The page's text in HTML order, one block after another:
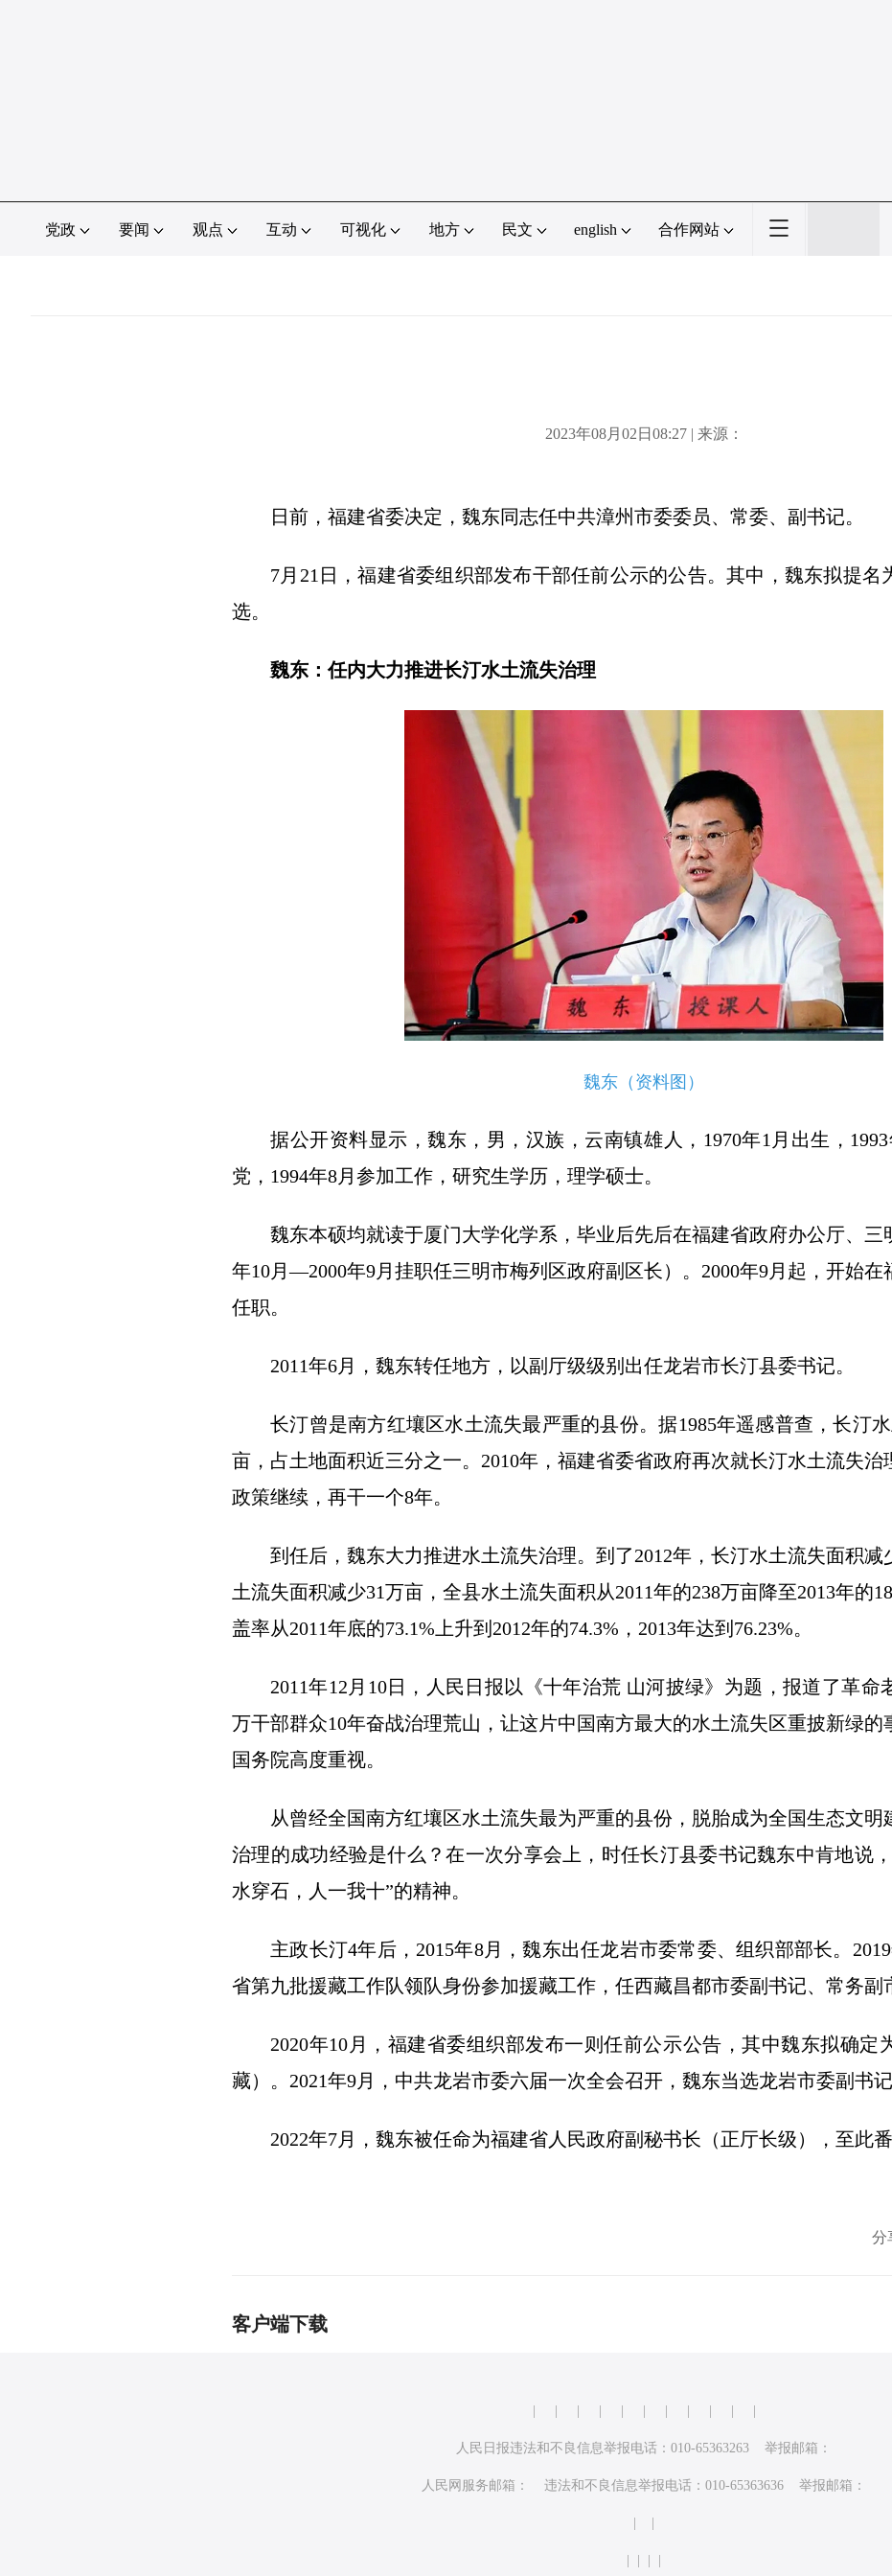
党政 要闻 观点 互动 可视化 地方 民文 english 合作网站
2023年08月02日08:27 | 来源：
日前，福建省委决定，魏东同志任中共漳州市委委员、常委、副书记。
7月21日，福建省委组织部发布干部任前公示的公告。其中，魏东拟提名
选。
魏东：任内大力推进长汀水土流失治理
魏东（资料图）
据公开资料显示，魏东，男，汉族，云南镇雄人，1970年1月出生，
党，1994年8月参加工作，研究生学历，理学硕士。
魏东本硕均就读于厦门大学化学系，毕业后先后在福建省政府办公厅、三
年10月—2000年9月挂职任三明市梅列区政府副区长）。2000年9月起，开始在
任职。
2011年6月，魏东转任地方，以副厅级级别出任龙岩市长汀县委书记。
长汀曾是南方红壤区水土流失最严重的县份。据1985年遥感普查，长汀
亩，占土地面积近三分之一。2010年，福建省委省政府再次就长汀水土流失
政策继续，再干一个8年。
到任后，魏东大力推进水土流失治理。到了2012年，长汀水土流失面积减
土流失面积减少31万亩，全县水土流失面积从2011年的238万亩降至2013年的
盖率从2011年底的73.1%上升到2012年的74.3%，2013年达到76.23%。
2011年12月10日，人民日报以《十年治荒 山河披绿》为题，报道了革命
万干部群众10年奋战治理荒山，让这片中国南方最大的水土流失区重披新绿的
国务院高度重视。
从曾经全国南方红壤区水土流失最为严重的县份，脱胎成为全国生态文明
治理的成功经验是什么？在一次分享会上，时任长汀县委书记魏东中肯地说
水穿石，人一我十”的精神。
主政长汀4年后，2015年8月，魏东出任龙岩市委常委、组织部部长。
省第九批援藏工作队领队身份参加援藏工作，任西藏昌都市委副书记、常务副
2020年10月，福建省委组织部发布一则任前公示公告，其中魏东拟确定
藏）。2021年9月，中共龙岩市委六届一次全会召开，魏东当选龙岩市委副书记
2022年7月，魏东被任命为福建省人民政府副秘书长（正厅长级），至此番
分
客户端下载
人民日报违法和不良信息举报电话：010-65363263 举报邮箱：
人民网服务邮箱： 违法和不良信息举报电话：010-65363636 举报邮箱：